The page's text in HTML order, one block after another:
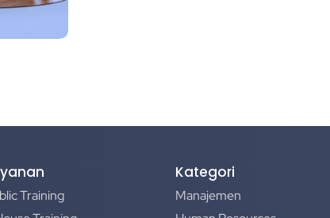
Training
Kategori
Manajemen